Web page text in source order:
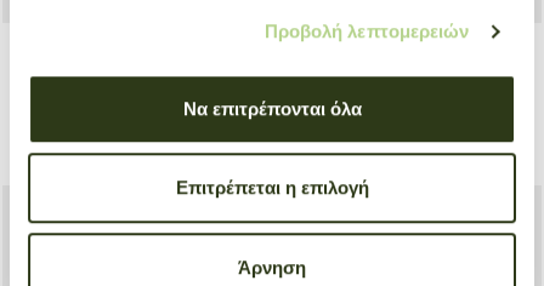
Προβολή λεπτομερειών
Να επιτρέπονται όλα
Επιτρέπεται η επιλογή
Άρνηση
Crossbody bag S Le Foulonné
€ 570,00
Μαύρο
€ 130,00